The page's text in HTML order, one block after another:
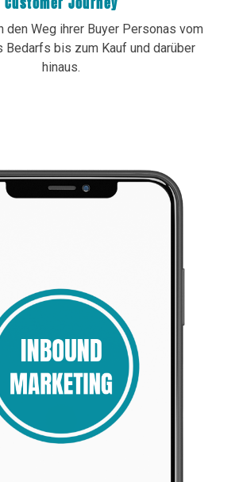
den Weg ihrer Buyer Personas vom
Bedarfs bis zum Kauf und darüber
hinaus.